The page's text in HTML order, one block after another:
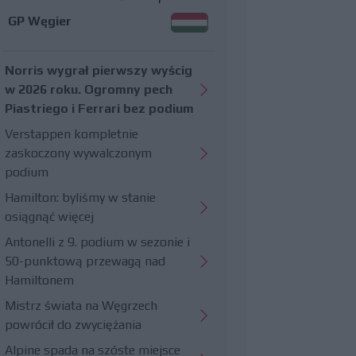
GP Węgier
Norris wygrał pierwszy wyścig
w 2026 roku. Ogromny pech
Piastriego i Ferrari bez podium
Verstappen kompletnie
zaskoczony wywalczonym
podium
Hamilton: byliśmy w stanie
osiągnąć więcej
Antonelli z 9. podium w sezonie i
50-punktową przewagą nad
Hamiltonem
Mistrz świata na Węgrzech
powrócił do zwyciężania
Alpine spada na szóste miejsce